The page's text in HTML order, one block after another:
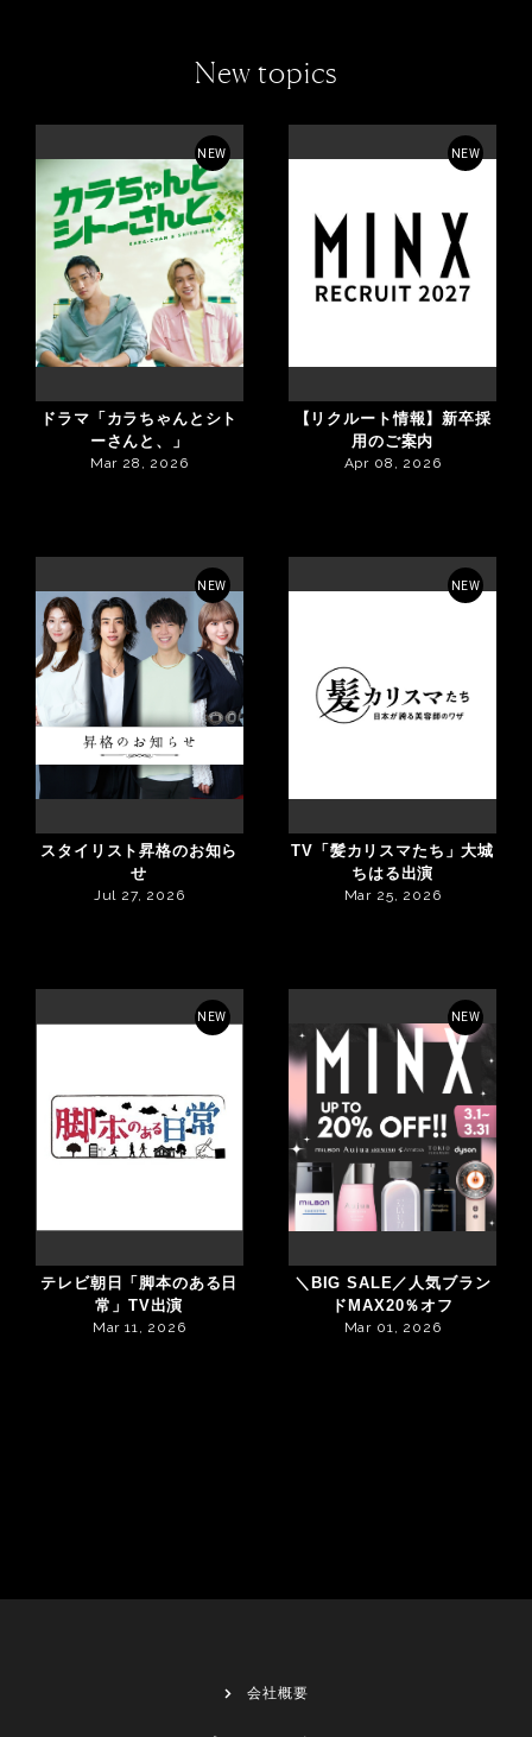
New topics
NEW
ドラマ「カラちゃんとシト
ーさんと、」
Mar 28, 2026
NEW
【リクルート情報】新卒採
用のご案内
Apr 08, 2026
NEW
スタイリスト昇格のお知ら
せ
Jul 27, 2026
NEW
TV「髪カリスマたち」大城
ちはる出演
Mar 25, 2026
NEW
テレビ朝日「脚本のある日
常」TV出演
Mar 11, 2026
NEW
＼BIG SALE／人気ブラン
ドMAX20％オフ
Mar 01, 2026
会社概要